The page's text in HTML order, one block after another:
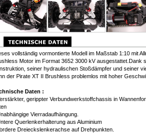
vollständig vormontierte Modell im Maßstab 1:10 mit
Motor im Format 3652 3000 kV ausgestattet.Dank
seiner hydraulischen Stoßdämpfer und seiner
der Pirate XT II Brushless problemlos mit hoher
Daten :
gerippter Verbundwerkstoffchassis in
Vierradaufhängung.
Querlenkerhalterung aus Aluminium
Dreieckslenkerachse auf Drehpunkten.